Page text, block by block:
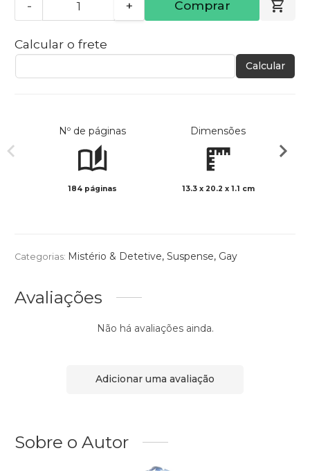
- + Comprar
Calcular o frete
Calcular
Nº de páginas
184 páginas
Dimensões
13.3 x 20.2 x 1.1 cm
Categorias: Mistério & Detetive, Suspense, Gay
Avaliações
Não há avaliações ainda.
Adicionar uma avaliação
Sobre o Autor